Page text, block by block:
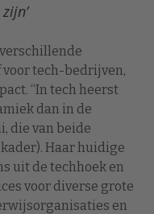
tech-bedrijven,
“In tech heerst
dan in de
die van beide
Haar huidige
uit de techhoek en
voor diverse grote
en